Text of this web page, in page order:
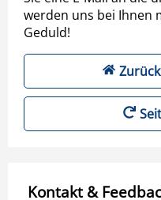
werden uns bei Ihnen
Geduld!
Kontakt &